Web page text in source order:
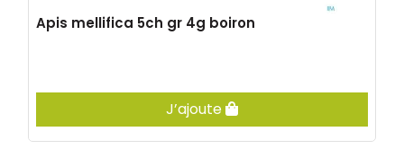
Apis mellifica 5ch gr 4g boiron
J’ajoute